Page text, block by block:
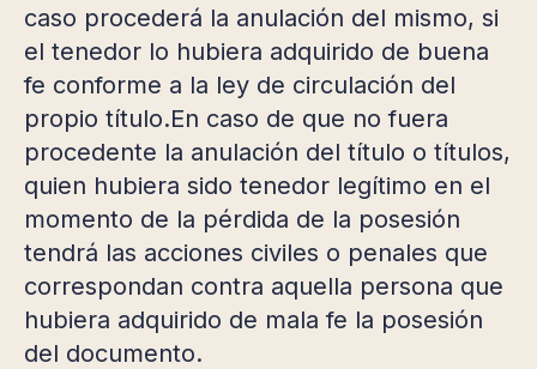
caso procederá la anulación del mismo, si
el tenedor lo hubiera adquirido de buena
fe conforme a la ley de circulación del
propio título.En caso de que no fuera
procedente la anulación del título o títulos,
quien hubiera sido tenedor legítimo en el
momento de la pérdida de la posesión
tendrá las acciones civiles o penales que
correspondan contra aquella persona que
hubiera adquirido de mala fe la posesión
del documento.